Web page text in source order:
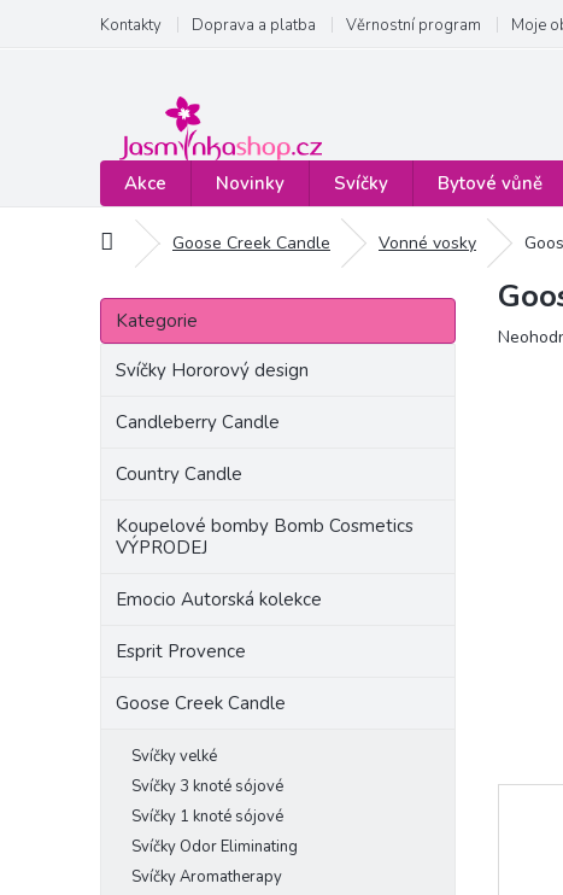
obsah
Kontakty Doprava a platba Věrnostní program Moje
Akce Novinky Svíčky Bytové vůně
Domů Goose Creek Candle Vonné vosky
P
s
Přeskočit
kategorie
Kategorie
Svíčky Hororový design
Candleberry Candle
Country Candle
Koupelové bomby Bomb Cosmetics
VÝPRODEJ
Emocio Autorská kolekce
Esprit Provence
Goose Creek Candle
Svíčky velké
Svíčky 3 knoté sójové
Svíčky 1 knoté sójové
Svíčky Odor Eliminating
Svíčky Aromatherapy